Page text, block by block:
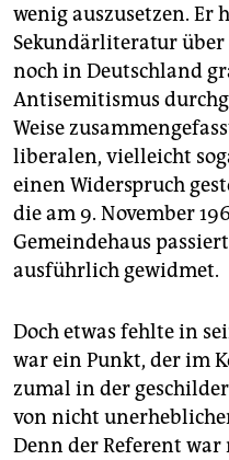
wenig auszusetzen. Er
Sekundärliteratur über
noch in Deutschland
Antisemitismus
Weise
liberalen, vielleicht
einen Widerspruch
die am 9. November
Gemeindehaus
ausführlich gewidmet.
Doch etwas fehlte in
war ein Punkt, der im
zumal in der
von nicht
Denn der Referent